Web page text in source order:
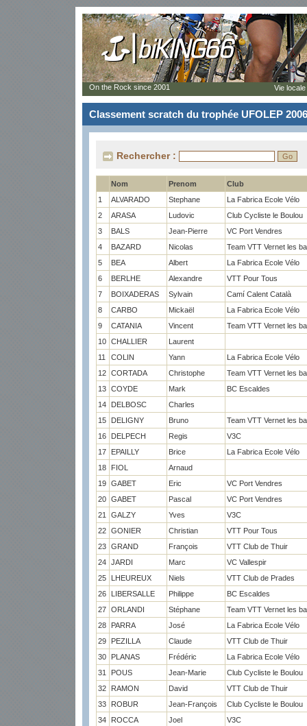
Classement scratch du trophée UFOLEP 2006
Rechercher :
Nom Prenom
Club
1
ALVARADO Stephane
La Fabrica Ecole Vélo
2
ARASA Ludovic
Club Cycliste le Boulou
3
BALS Jean-Pierre
VC Port Vendres
4
BAZARD Nicolas
Team VTT Vernet les
5
BEA Albert
La Fabrica Ecole Vélo
6
BERLHE Alexandre
VTT Pour Tous
7
BOIXADERAS Sylvain
Camí Calent Català
8
CARBO Mickaël
La Fabrica Ecole Vélo
9
CATANIA Vincent
Team VTT Vernet les
10 CHALLIER
Laurent
11
COLIN Yann
La Fabrica Ecole Vélo
12 CORTADA Christophe
Team VTT Vernet les
13 COYDE Mark
BC Escaldes
14
DELBOSC
Charles
15
DELIGNY Bruno
Team VTT Vernet les
16
DELPECH Regis
V3C
17
EPAILLY Brice
La Fabrica Ecole Vélo
18
FIOL
Arnaud
19 GABET Eric
VC Port Vendres
20 GABET Pascal
VC Port Vendres
21
GALZY Yves
V3C
22 GONIER Christian
VTT Pour Tous
23 GRAND François
VTT Club de Thuir
24 JARDI Marc
VC Vallespir
25
LHEUREUX Niels
VTT Club de Prades
26
LIBERSALLE Philippe
BC Escaldes
27 ORLANDI Stéphane
Team VTT Vernet les
28
PARRA José
La Fabrica Ecole Vélo
29
PEZILLA Claude
VTT Club de Thuir
30
PLANAS Frédéric
La Fabrica Ecole Vélo
31
POUS Jean-Marie
Club Cycliste le Boulou
32
RAMON David
VTT Club de Thuir
33
ROBUR Jean-François
Club Cycliste le Boulou
34
ROCCA Joel
V3C
On the Rock since 2001 Vie